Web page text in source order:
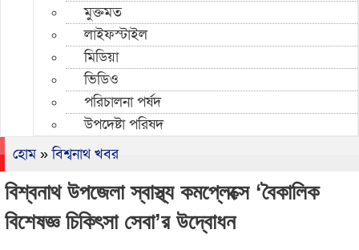
মুক্তমত
লাইফস্টাইল
মিডিয়া
ভিডিও
পরিচালনা পর্ষদ
উপদেষ্টা পরিষদ
হোম»বিশ্বনাথ খবর
বিশ্বনাথ উপজেলা স্বাস্থ্য কমপ্লেক্সে ‘বৈকালিক
বিশেষজ্ঞ চিকিৎসা সেবা’র উদ্বোধন